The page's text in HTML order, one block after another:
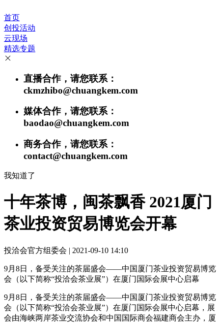
首页
创投活动
云现场
精选专题
直播合作，请您联系：
ckmzhibo@chuangkem.com
媒体合作，请您联系：
baodao@chuangkem.com
商务合作，请您联系：
contact@chuangkem.com
我知道了
十年茶博，闽茶飘香 2021厦门
茶业投资贸易博览会开幕
投洽会官方组委会 | 2021-09-10 14:10
9月8日，备受关注的茶届盛会——中国厦门茶业投资贸易博览
会（以下简称“投洽会茶业展”）在厦门国际会展中心启幕
9月8日，备受关注的茶届盛会——中国厦门茶业投资贸易博览
会（以下简称“投洽会茶业展”）在厦门国际会展中心启幕，展
会由海峡两岸茶业交流协会和中国国际商会福建商会主办，厦